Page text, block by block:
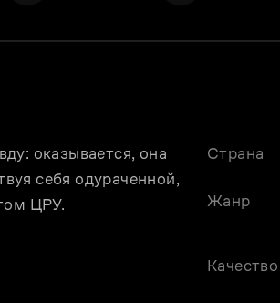
оказывается, она
себя одураченной,
ЦРУ.
Страна
Жанр
Качество